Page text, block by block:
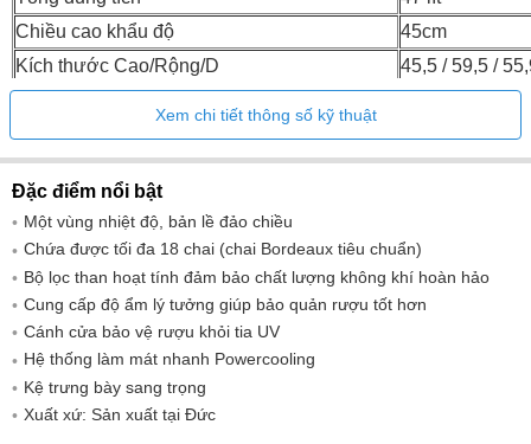
Chiều cao khẩu độ
45cm
Kích thước Cao/Rộng/D
45,5 / 59,5 /
Chiều cao/chiều rộng/chiều sâu (có bao bì)
Kích thước khẩu độ chiều cao/chiều
rộng/chiều sâu
45 - 45,2 / 56 -
Trọng lượng (không có bao bì)
41kg
Xem chi tiết thông số kỹ thuật
Đặc điểm nổi bật
Một vùng nhiệt độ, bản lề đảo chiều
Chứa được tối đa 18 chai (chai Bordeaux tiêu chuẩn)
Bộ lọc than hoạt tính đảm bảo chất lượng không khí hoàn hảo
Cung cấp độ ẩm lý tưởng giúp bảo quản rượu tốt hơn
Cánh cửa bảo vệ rượu khỏi tia UV
Hệ thống làm mát nhanh Powercooling
Kệ trưng bày sang trọng
Xuất xứ: Sản xuất tại Đức